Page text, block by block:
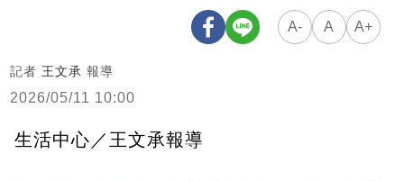
A- A A+
記者 王文承 報導
2026/05/11 10:00
生活中心／王文承報導